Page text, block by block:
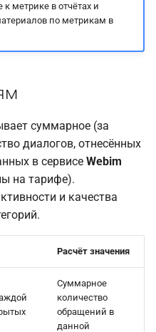
метрике в отчётах и
по метрикам в
суммарное (за
диалогов, отнесённых
в сервисе Webim
на тарифе).
и качества
Расчёт значения
Суммарное
количество
обращений в
данной